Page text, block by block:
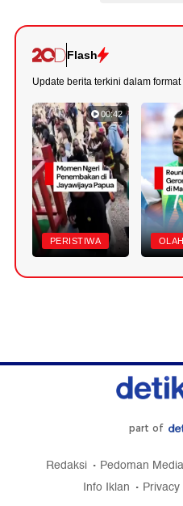
Flash
Update berita terkini dalam
00:42
PERISTIWA
part of
Redaksi Pedoman
Info Iklan